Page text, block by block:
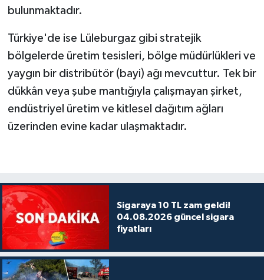
bulunmaktadır.
Türkiye'de ise Lüleburgaz gibi stratejik
bölgelerde üretim tesisleri, bölge müdürlükleri ve
yaygın bir distribütör (bayi) ağı mevcuttur. Tek bir
dükkân veya şube mantığıyla çalışmayan şirket,
endüstriyel üretim ve kitlesel dağıtım ağları
üzerinden evine kadar ulaşmaktadır.
Sigaraya 10 TL zam geldi!
04.08.2026 güncel sigara
fiyatları